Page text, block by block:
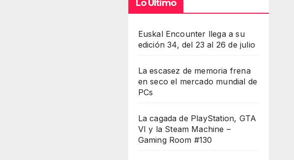
Lo Último
Euskal Encounter llega a su
edición 34, del 23 al 26 de julio
La escasez de memoria frena
en seco el mercado mundial de
PCs
La cagada de PlayStation, GTA
VI y la Steam Machine –
Gaming Room #130